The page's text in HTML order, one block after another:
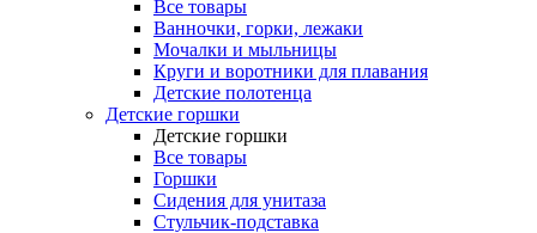
Все товары
Ванночки, горки, лежаки
Мочалки и мыльницы
Круги и воротники для плавания
Детские полотенца
Детские горшки
Детские горшки
Все товары
Горшки
Сидения для унитаза
Стульчик-подставка